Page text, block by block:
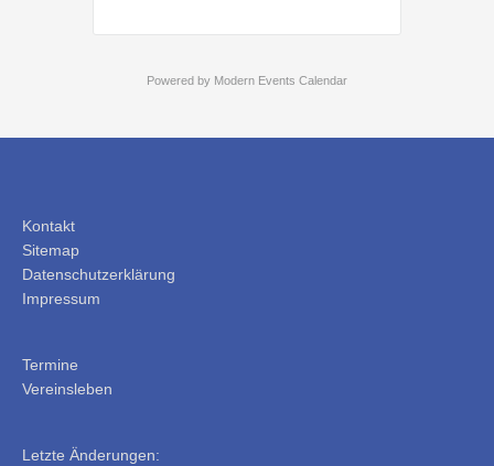
Powered by Modern Events Calendar
Kontakt
Sitemap
Datenschutzerklärung
Impressum
Termine
Vereinsleben
Letzte Änderungen: